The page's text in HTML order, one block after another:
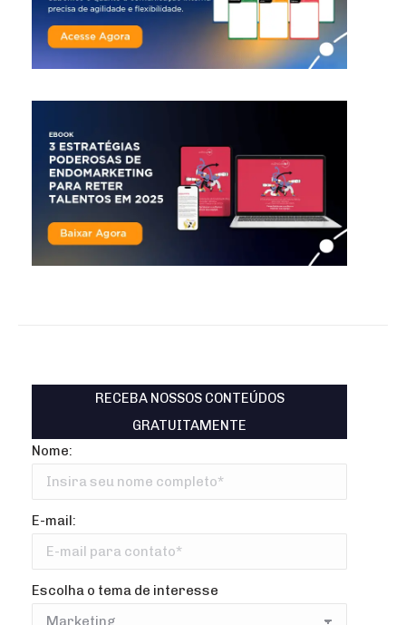
RECEBA NOSSOS CONTEÚDOS
GRATUITAMENTE
Nome:
E-mail:
Escolha o tema de interesse